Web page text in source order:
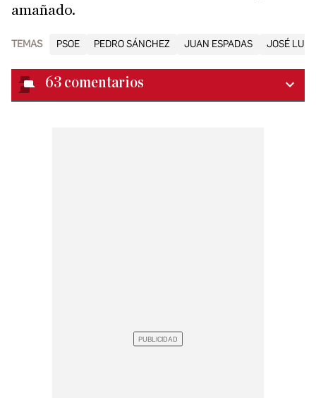
amañado.
TEMAS PSOE PEDRO SÁNCHEZ JUAN ESPADAS JOSÉ LUIS
63 comentarios